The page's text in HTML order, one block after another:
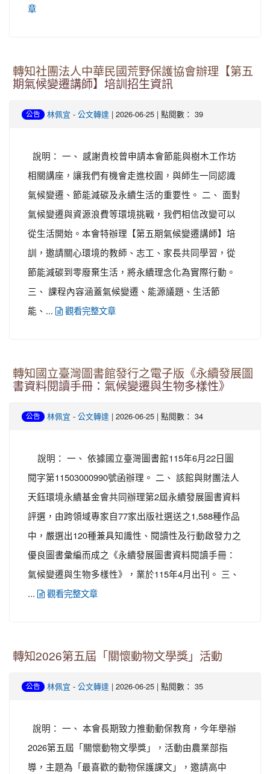
章
轉知社團法人中華民國荒野保護協會辦理【第五
期氣候變遷講師】培訓招生資訊
公告 林佩宜 - 公文轉達 | 2026-06-25 | 點閱數： 39
說明： 一、 感謝貴校曾申請本會節能與樹木工作坊
相關講座，讓我們有機會走進校園，與師生一同認識
氣候變遷、節能減碳及永續生活的重要性。 二、 面對
氣候變遷與資源浪費等環境挑戰，我們相信改變可以
從生活開始。本會特辦理【第五期氣候變遷講師】培
訓，邀請關心環境的教師、志工、家長共同學習，從
節能減碳到零廢棄生活，將永續理念化為實際行動。
三、 課程內容涵蓋氣候變遷、能源議題、生活節
能、...
觀看完整文章
轉知國立臺灣圖書館發行之電子版《永續發展圖
書資料閱讀手冊：氣候變遷與生物多樣性》
公告 林佩宜 - 公文轉達 | 2026-06-25 | 點閱數： 34
說明： 一、 依據國立臺灣圖書館115年6月22日圖
閱字第11503000990號函辦理。 二、 該館與財團法人
天鈺環境永續基金會共同辦理第2屆永續發展圖書資料
評選，由跨領域專家自77家出版社選送之1,588種作品
中，嚴選出120種兼具知識性、閱讀性及行動啟發力之
優良圖書彙編而成之《永續發展圖書資料閱讀手冊：
氣候變遷與生物多樣性》，業於115年4月出刊。 三、
...
觀看完整文章
轉知2026第五屆「關懷動物文學獎」活動
公告 林佩宜 - 公文轉達 | 2026-06-25 | 點閱數： 35
說明： 一、 本會長期致力推動動保教育，今年舉辦
2026第五屆「關懷動物文學獎」，活動由農業部指
導，主題為「最喜歡的動物保護課文」，邀請高中